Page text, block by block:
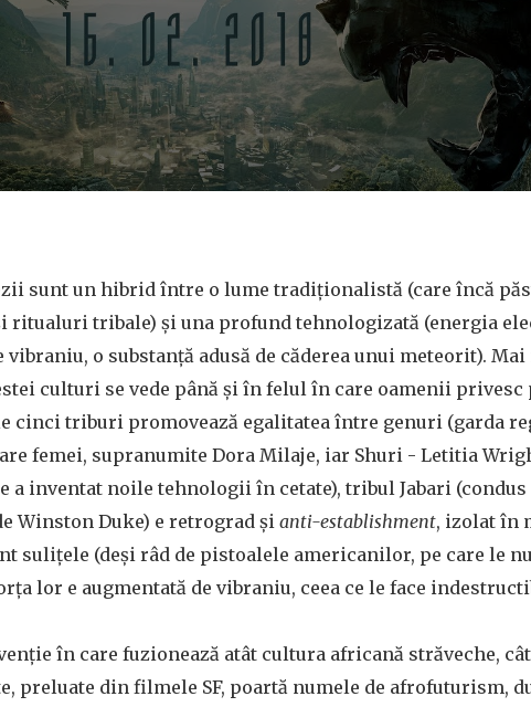
sunt un hibrid între o lume tradiționalistă (care încă
ritualuri tribale) și una profund tehnologizată (energia
vibraniu, o substanță adusă de căderea unui meteorit).
culturi se vede până și în felul în care oamenii
cinci triburi promovează egalitatea între genuri (garda
femei, supranumite Dora Milaje, iar Shuri - Letitia
a inventat noile tehnologii în cetate), tribul Jabari (condus
Winston Duke) e retrograd și anti-establishment, izolat în
sulițele (deși râd de pistoalele americanilor, pe care le
lor e augmentată de vibraniu, ceea ce le face
în care fuzionează atât cultura africană străveche,
preluate din filmele SF, poartă numele de afrofuturism,